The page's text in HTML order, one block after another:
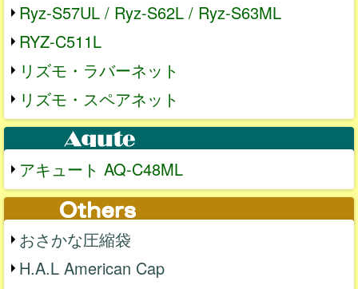
Ryz-S57UL / Ryz-S62L / Ryz-S63ML
RYZ-C511L
リズモ・ラバーネット
リズモ・スペアネット
アキュート AQ-C48ML
おさかな圧縮袋
H.A.L American Cap